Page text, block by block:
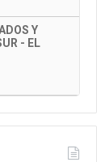
Y
- EL